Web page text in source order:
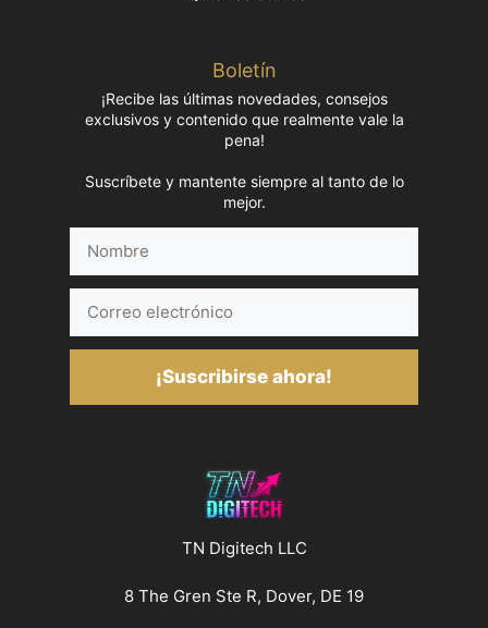
Boletín
¡Recibe las últimas novedades, consejos
exclusivos y contenido que realmente vale la
pena!
Suscríbete y mantente siempre al tanto de lo
mejor.
electrónico
¡Suscribirse ahora!
TN Digitech LLC
8 The Gren Ste R, Dover, DE 19